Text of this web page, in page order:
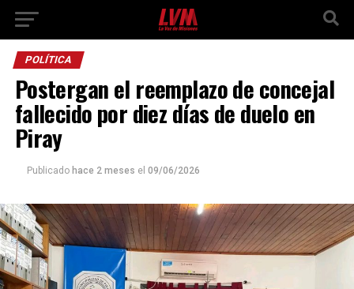
POLÍTICA
Postergan el reemplazo de concejal
fallecido por diez días de duelo en
Piray
Publicado hace 2 meses el 09/06/2026